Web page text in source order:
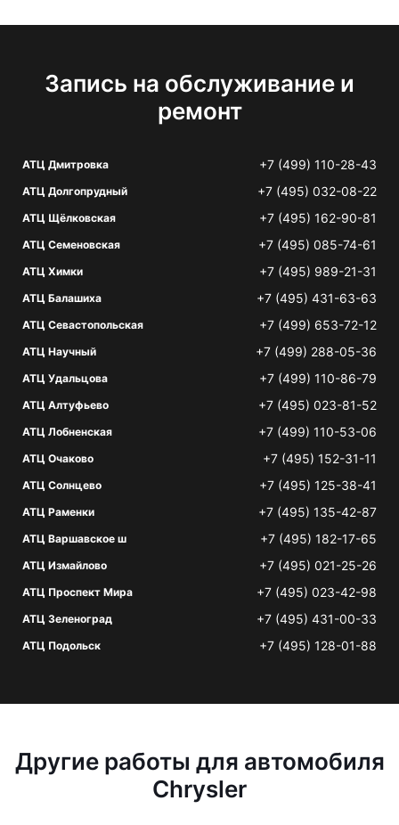
Запись на обслуживание и
ремонт
АТЦ Дмитровка +7 (499) 110-28-43
АТЦ Долгопрудный +7 (495) 032-08-22
АТЦ Щёлковская +7 (495) 162-90-81
АТЦ Семеновская +7 (495) 085-74-61
АТЦ Химки +7 (495) 989-21-31
АТЦ Балашиха +7 (495) 431-63-63
АТЦ Севастопольская +7 (499) 653-72-12
АТЦ Научный +7 (499) 288-05-36
АТЦ Удальцова +7 (499) 110-86-79
АТЦ Алтуфьево +7 (495) 023-81-52
АТЦ Лобненская +7 (499) 110-53-06
АТЦ Очаково +7 (495) 152-31-11
АТЦ Солнцево +7 (495) 125-38-41
АТЦ Раменки +7 (495) 135-42-87
АТЦ Варшавское ш +7 (495) 182-17-65
АТЦ Измайлово +7 (495) 021-25-26
АТЦ Проспект Мира +7 (495) 023-42-98
АТЦ Зеленоград +7 (495) 431-00-33
АТЦ Подольск +7 (495) 128-01-88
Другие работы для автомобиля
Chrysler